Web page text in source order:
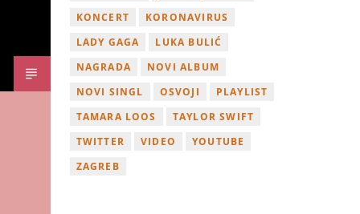
KONCERT
KORONAVIRUS
LADY GAGA
LUKA BULIĆ
NAGRADA
NOVI ALBUM
NOVI SINGL
OSVOJI
PLAYLIST
TAMARA LOOS
TAYLOR SWIFT
TWITTER
VIDEO
YOUTUBE
ZAGREB